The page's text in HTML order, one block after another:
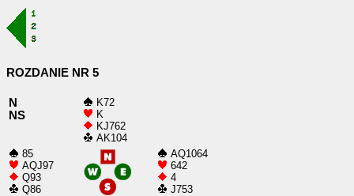
ROZDANIE NR 5
N
NS
K72
K
KJ762
AK104
85
AQJ97
Q93
Q86
AQ1064
642
4
J753